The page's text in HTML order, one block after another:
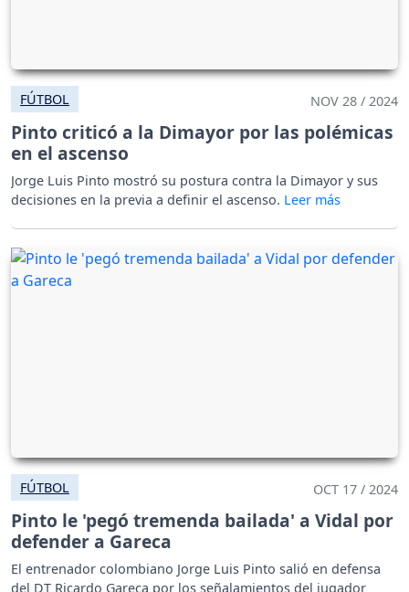
FÚTBOL NOV 28 / 2024
Pinto criticó a la Dimayor por las polémicas
en el ascenso
Jorge Luis Pinto mostró su postura contra la Dimayor y sus
decisiones en la previa a definir el ascenso.
FÚTBOL OCT 17 / 2024
Pinto le 'pegó tremenda bailada' a Vidal por
defender a Gareca
El entrenador colombiano Jorge Luis Pinto salió en defensa
del DT Ricardo Gareca por los señalamientos del jugador